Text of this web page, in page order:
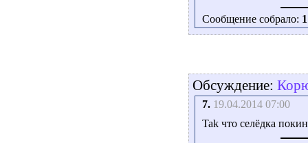
Сообщение собрало: 1
Обсуждение:
7. 19.04.2014 07:00
Tak что селёдка